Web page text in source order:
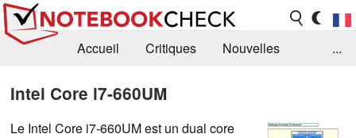
Accueil Critiques
Nouvelles
...
Intel Core i7-660UM
Le Intel Core i7-660UM est un dual core